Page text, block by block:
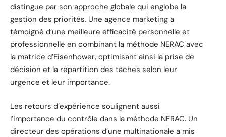
distingue par son approche globale qui englobe la
gestion des priorités. Une agence marketing a
témoigné d’une meilleure efficacité personnelle et
professionnelle en combinant la méthode NERAC avec
la matrice d’Eisenhower, optimisant ainsi la prise de
décision et la répartition des tâches selon leur
urgence et leur importance.
Les retours d’expérience soulignent aussi
l’importance du contrôle dans la méthode NERAC. Un
directeur des opérations d’une multinationale a mis